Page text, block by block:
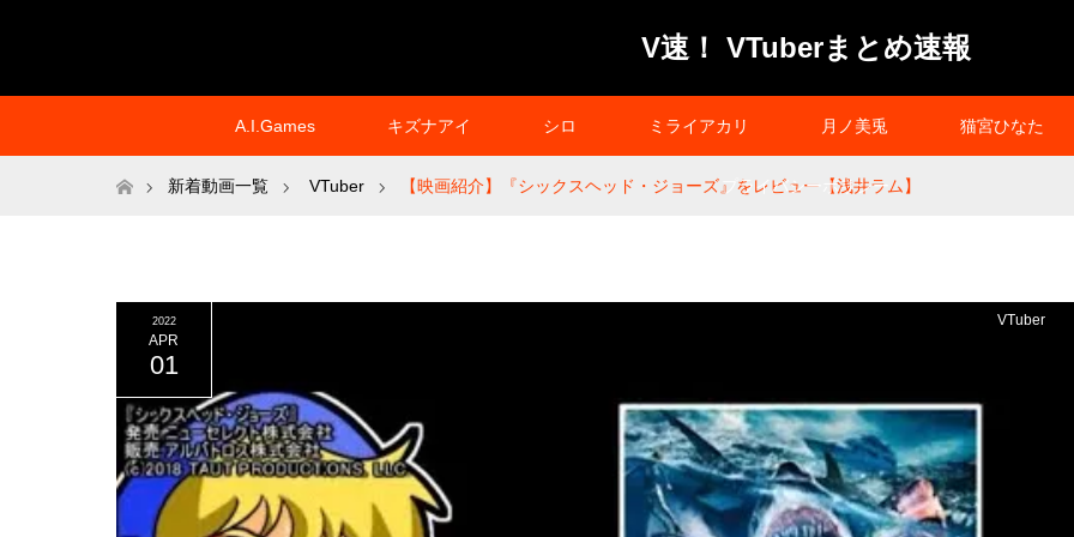
V速！ VTuberまとめ速報
A.I.Games キズナアイ シロ ミライアカリ 月ノ美兎 猫宮ひなた
プライバシーポリシー
ホーム新着動画一覧 VTuber 【映画紹介】『シックスヘッド・ジョーズ』をレビュー【浅井ラム】
2022
APR
01
VTuber